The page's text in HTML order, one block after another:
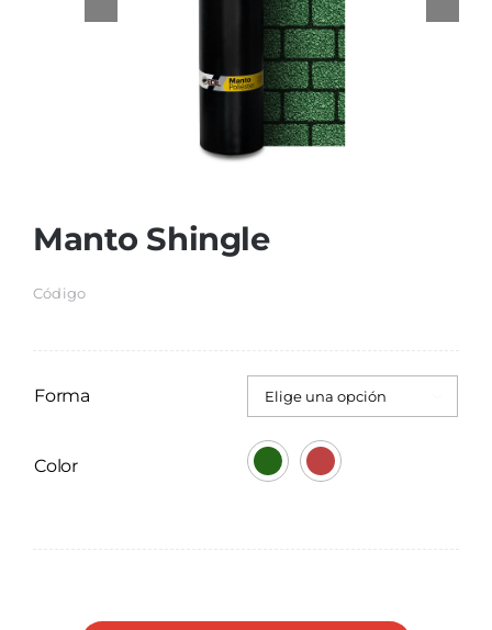
Manto Shingle
Código
Forma
Color